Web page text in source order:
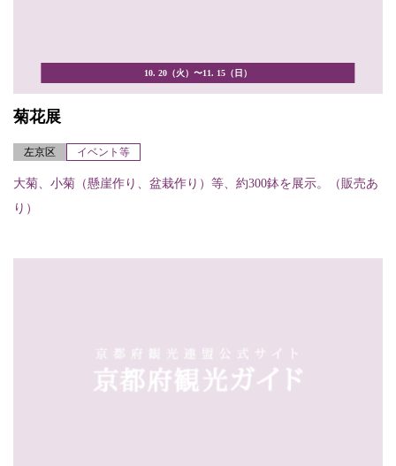
10. 20（火）〜11. 15（日）
菊花展
左京区 イベント等
大菊、小菊（懸崖作り、盆栽作り）等、約300鉢を展示。（販売あ
り）